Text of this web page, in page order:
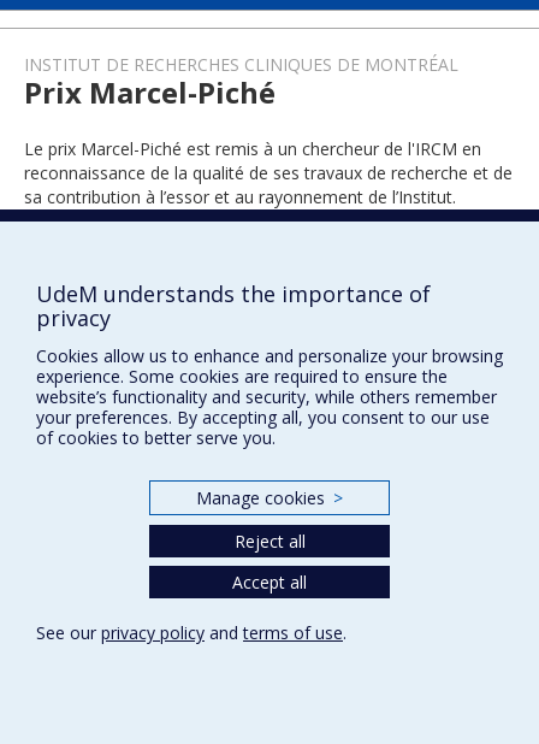
INSTITUT DE RECHERCHES CLINIQUES DE MONTRÉAL
Prix Marcel-Piché
Le prix Marcel-Piché est remis à un chercheur de l'IRCM en
reconnaissance de la qualité de ses travaux de recherche et de
sa contribution à l’essor et au rayonnement de l’Institut.
1985
Prix et distinctions
Accessibilité
Terms of use
UdeM understands the importance of
privacy
Cookies allow us to enhance and personalize your browsing
experience. Some cookies are required to ensure the
website’s functionality and security, while others remember
your preferences. By accepting all, you consent to our use
of cookies to better serve you.
Manage cookies >
Reject all
Accept all
See our privacy policy andterms of use.